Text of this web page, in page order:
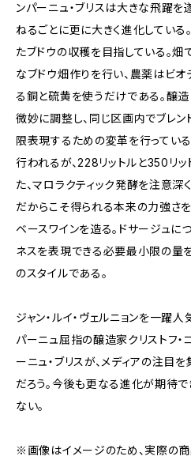
ンパーニュ・ブリスは大きな飛躍
ねるごとに更に大きく進化している
たブドウの収穫を目指している。
なブドウ畑作りを行い、農薬はビ
る銅と硫黄を使うだけである。醸
微妙に調整し、同じ区画内でブレ
限表現するための変革を行ってい
行われるが、228リットルと350リ
た、マロラクティック発酵を注意深
だからこそ得られる本来の力強さ
ベースワインを造る。ドサージュに
ネスを表現できる必要最小限の量
のスタイルである。
ジャン・ルイ・ヴェルニョンを一躍
パーニュ屈指の醸造家クリストフ・
ーニュ・ブリスが、メディアの注目
だろう。今後も更なる進化が期待
ない。
※画像はイメージのため、実際の